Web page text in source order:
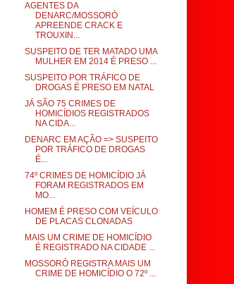
AGENTES DA
DENARC/MOSSORÓ
APREENDE CRACK E
TROUXIN...
SUSPEITO DE TER MATADO UMA
MULHER EM 2014 É PRESO ...
SUSPEITO POR TRÁFICO DE
DROGAS É PRESO EM NATAL
JÁ SÃO 75 CRIMES DE
HOMICÍDIOS REGISTRADOS
NA CIDA...
DENARC EM AÇÃO => SUSPEITO
POR TRÁFICO DE DROGAS
É...
74º CRIMES DE HOMICÍDIO JÁ
FORAM REGISTRADOS EM
MO...
HOMEM É PRESO COM VEÍCULO
DE PLACAS CLONADAS
MAIS UM CRIME DE HOMICÍDIO
É REGISTRADO NA CIDADE ...
MOSSORÓ REGISTRA MAIS UM
CRIME DE HOMICÍDIO O 72º ...